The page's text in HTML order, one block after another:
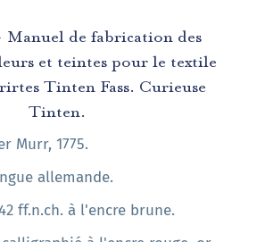
Manuel de fabrication des
et teintes pour le textile
Tinten Fass. Curieuse
Tinten.
Murr, 1775.
allemande.
ff.n.ch. à l'encre brune.